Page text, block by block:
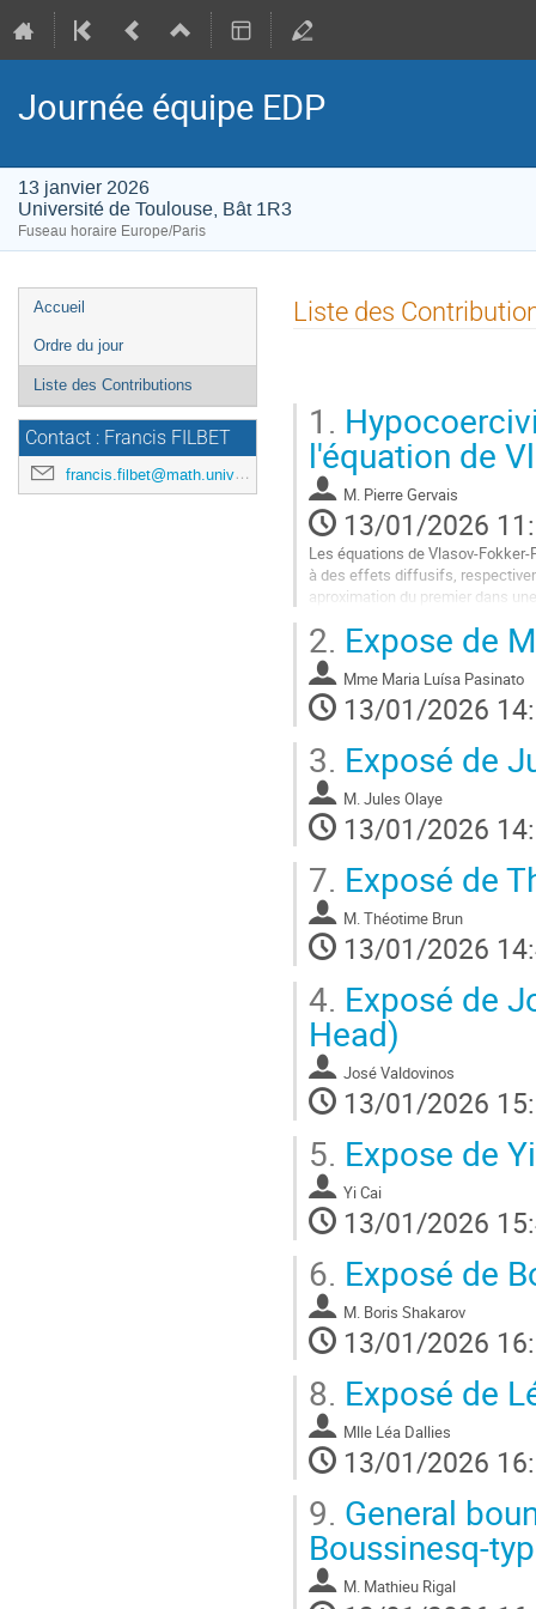
Journée équipe EDP
13 janvier 2026
Université de Toulouse, Bât 1R3
Fuseau horaire Europe/Paris
Menu
de
l'événement
Accueil
Ordre du jour
Liste des Contributions
Contact : Francis FILBET
francis.filbet@math.univ-toulouse.fr
Liste des
1.
l'équation de
M. Pierre Gervais
13/01/2026
Les équations de Vlasov-
à des effets diffusifs,
aproximation du premier dans
Aller
à
la
page
la
contribution
2. Expose de
Mme Maria Luísa Pasinato
13/01/2026
3. Exposé de
M.Jules Olaye
13/01/2026
7. Exposé de
M.Théotime Brun
13/01/2026
4. Exposé de
Head)
José Valdovinos
13/01/2026
5. Expose de
Yi Cai
13/01/2026
6. Exposé de
M. Boris Shakarov
13/01/2026
8. Exposé de
Mlle Léa Dallies
13/01/2026
9. General
Boussinesq-
M. Mathieu Rigal